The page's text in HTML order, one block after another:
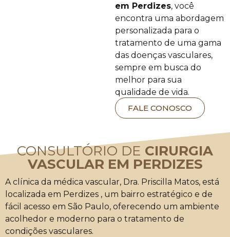
em Perdizes, você
encontra uma abordagem
personalizada para o
tratamento de uma gama
das doenças vasculares,
sempre em busca do
melhor para sua
qualidade de vida.
FALE CONOSCO
CONSULTÓRIO DE CIRURGIA
VASCULAR EM PERDIZES
A clínica da médica vascular, Dra. Priscilla Matos, está
localizada em Perdizes , um bairro estratégico e de
fácil acesso em São Paulo, oferecendo um ambiente
acolhedor e moderno para o tratamento de
condições vasculares.